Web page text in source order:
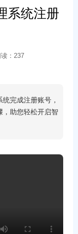
系统注册
： 237
完成注册账号，
，助您轻松开启智